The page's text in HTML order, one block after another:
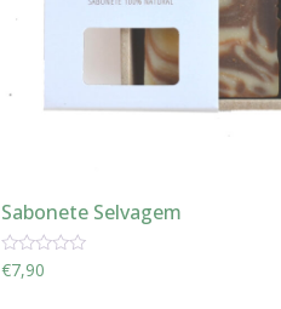
Sabonete Selvagem
Avaliação
0
€7,90